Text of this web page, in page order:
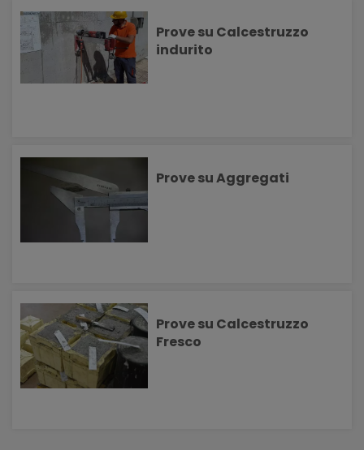
Prove su Calcestruzzo
indurito
Prove su Aggregati
Prove su Calcestruzzo
Fresco